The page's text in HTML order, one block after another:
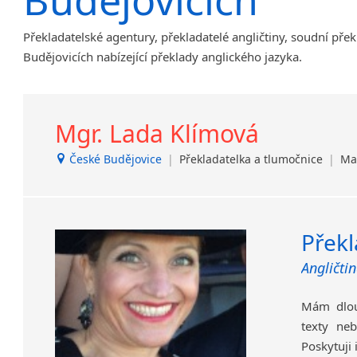
Bohdalec
Brandýs nad Labem-Stará
Boleslav
Dvůr Králové nad Labem
Havlíčkův Brod
Lanžhot
Nový Bor
Nový Jičín
Opava
Protivanov
Roudnice nad Labem
Amharština
Arabština
Aramejština
Azerbajdžánština
Bambarština
Bantuské jazyky
Běloruština
Bengálština
Bosenština
Bulharština
Burjatština
Čagatajské jazyky
Čečenština
Překladatelské agentury, překladatelé angličtiny, soudní
Budějovicích nabízející překlady anglického jazyka.
Mgr. Lada Klímová
České Budějovice | Překladatelka a tlumočnice |
Mám
texty
Poskytuji